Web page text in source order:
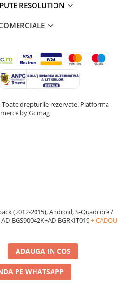
RESOLUTION
drepturile rezervate. Platforma
by Gomag
(2012-2015), Android, S-Quadcore /
BGS90042K+AD-BGRKIT019+ CADOU
ADAUGA IN COS
PE WHATSAPP